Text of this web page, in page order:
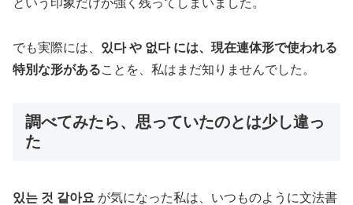
でも実際には、 있다 や 없다 には、現在連体形で使われる
特別な形があることを、私はまだ知りませんでした。
調べてみたら、思っていたのとは少し違っ
た
있는 것 같아요 が気になった私は、いつものように文法書